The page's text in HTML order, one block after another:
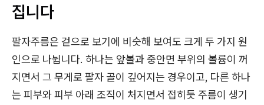
집니다
팔자주름은 겉으로 보기에 비슷해 보여도 크게 두 가지 원
인으로 나뉩니다. 하나는 앞볼과 중안면 부위의 볼륨이 꺼
지면서 그 무게로 팔자 골이 깊어지는 경우이고, 다른 하나
는 피부와 피부 아래 조직이 처지면서 접히듯 주름이 생기